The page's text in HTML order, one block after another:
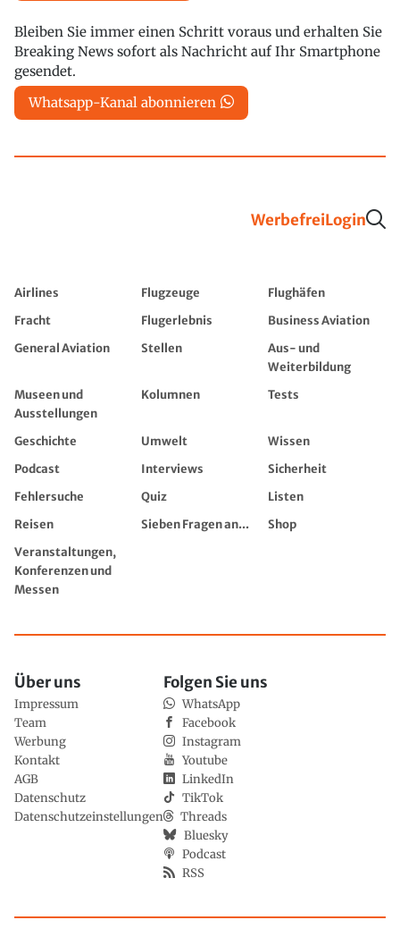
Bleiben Sie immer einen Schritt voraus und erhalten Sie
Breaking News sofort als Nachricht auf Ihr Smartphone
gesendet.
Whatsapp-Kanal abonnieren
WerbefreiLogin
Airlines Flugzeuge
Flughäfen
Fracht
Flugerlebnis
Business Aviation
General Aviation
Stellen
Aus- und
Weiterbildung
Museen und
Ausstellungen
Kolumnen Tests
Geschichte Umwelt
Wissen
Podcast
Interviews
Sicherheit
Fehlersuche
Quiz
Listen
Reisen
Sieben Fragen an...
Shop
Veranstaltungen,
Konferenzen und
Messen
Über uns
Impressum
Team
Werbung
Kontakt
AGB
Datenschutz
Datenschutzeinstellungen
Folgen Sie uns
WhatsApp
Facebook
Instagram
Youtube
LinkedIn
TikTok
Threads
Bluesky
Podcast
RSS